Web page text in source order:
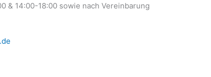
& 14:00-18:00 sowie nach Vereinbarung